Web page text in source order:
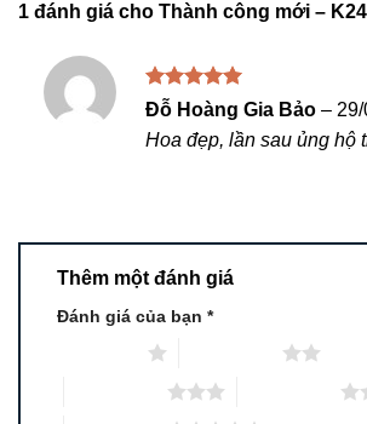
1 đánh giá cho Thành công mới – K24
Được xếp
sao
Đỗ Hoàng Gia Bảo –
Hoa đẹp, lần sau ủng hộ
Thêm một đánh giá
Đánh giá của bạn *